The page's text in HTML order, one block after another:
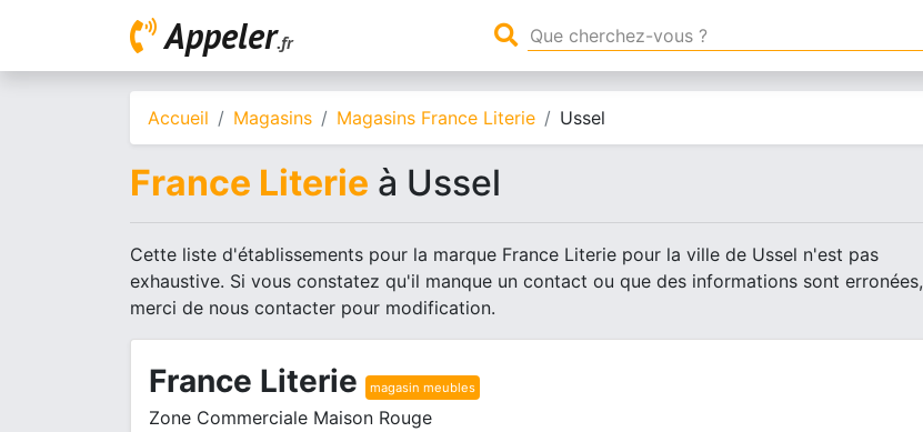
Appeler.fr
Accueil Magasins Magasins France Literie Ussel
France Literie à Ussel
Cette liste d'établissements pour la marque France Literie pour la ville de Ussel n'est pas
exhaustive. Si vous constatez qu'il manque un contact ou que des informations sont erronées,
merci de nous contacter pour modification.
France Literie magasin meubles
Zone Commerciale Maison Rouge